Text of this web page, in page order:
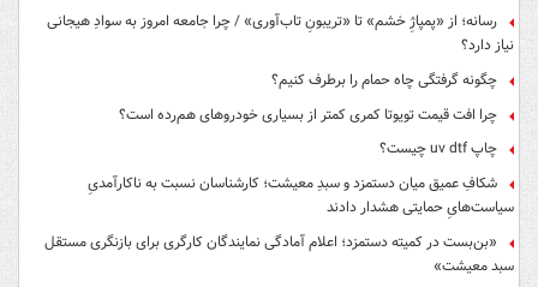
رسانه؛ از «پمپاژِ خشم» تا «تریبونِ تاب‌آوری» / چرا جامعه امروز به سوادِ هیجانی
نیاز دارد؟
چگونه گرفتگی چاه حمام را برطرف کنیم؟
چرا افت قیمت تویوتا کمری کمتر از بسیاری خودروهای هم‌رده است؟
چاپ uv dtf چیست؟
شکافِ عمیق میان دستمزد و سبدِ معیشت؛ کارشناسان نسبت به ناکارآمدیِ
سیاست‌هایِ حمایتی هشدار دادند
«بن‌بست در کمیته دستمزد؛ اعلام آمادگی نمایندگان کارگری برای بازنگری مستقل
سبد معیشت»